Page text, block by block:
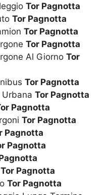
Tor Pagnotta
Tor Pagnotta
Tor Pagnotta
Tor Pagnotta
Al Giorno Tor
Tor Pagnotta
Urbana Tor Pagnotta
Pagnotta
Tor Pagnotta
Pagnotta
Pagnotta
Tor Pagnotta
Tor Pagnotta